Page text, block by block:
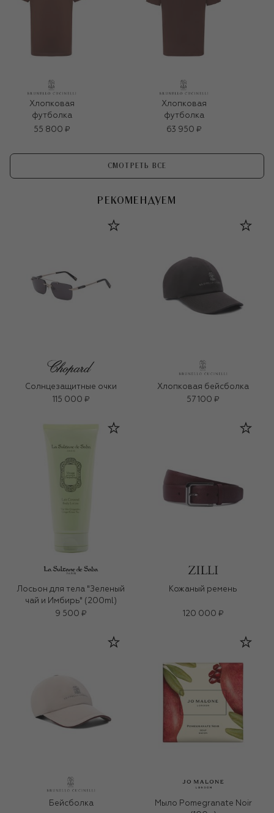
Хлопковая
футболка
55 800 ₽
Хлопковая
футболка
63 950 ₽
СМОТРЕТЬ ВСЕ
РЕКОМЕНДУЕМ
Солнцезащитные очки
115 000 ₽
Хлопковая бейсболка
57 100 ₽
Лосьон для тела "Зеленый
чай и Имбирь" (200ml)
9 500 ₽
Кожаный ремень
120 000 ₽
Бейсболка
Мыло Pomegranate Noir